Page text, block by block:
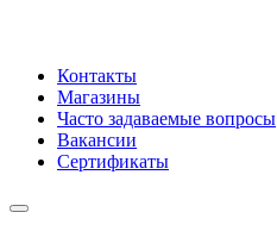
Контакты
Магазины
Часто задаваемые вопросы
Вакансии
Сертификаты